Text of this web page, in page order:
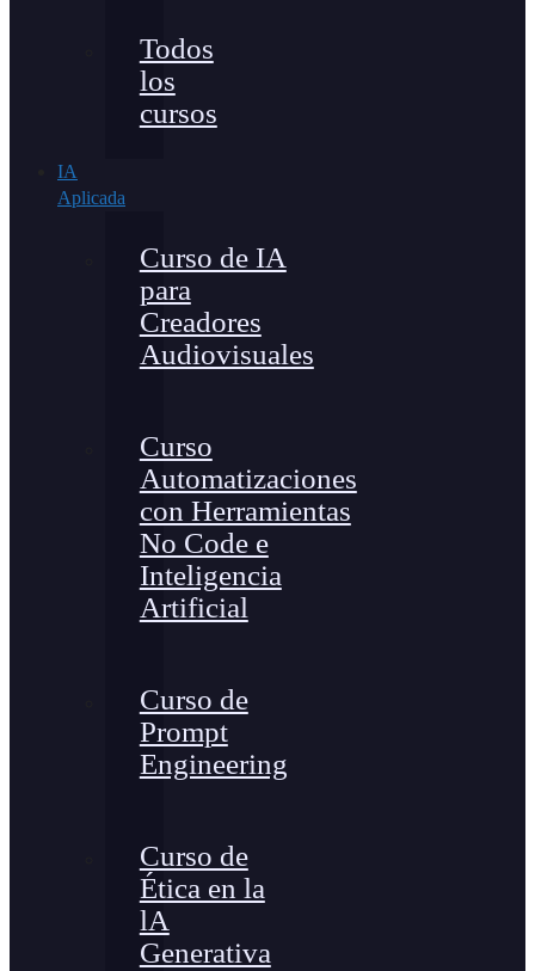
Todos
los
cursos
IA
Aplicada
Curso de IA
para
Creadores
Audiovisuales
Curso
Automatizaciones
con Herramientas
No Code e
Inteligencia
Artificial
Curso de
Prompt
Engineering
Curso de
Ética en la
lA
Generativa